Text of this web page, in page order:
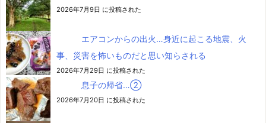
2026年7月9日 に投稿された
エアコンからの出火…身近に起こる地震、火
事、災害を怖いものだと思い知らされる
2026年7月29日 に投稿された
息子の帰省…②
2026年7月20日 に投稿された